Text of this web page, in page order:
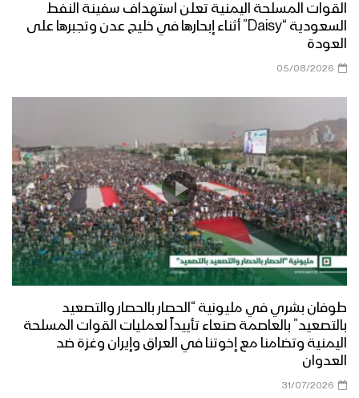
القوات المسلحة اليمنية تعلن استهداف سفينة النفط
السعودية “Daisy” أثناء إبحارها في خليج عدن وتجبرها على
العودة
05/08/2026
طوفان بشري في مليونية “الحصار بالحصار والتصعيد
بالتصعيد” بالعاصمة صنعاء تأييداً لعمليات القوات المسلحة
اليمنية وتضامنا مع إخوتنا في العراق وإيران وغزة ضد
العدوان
31/07/2026